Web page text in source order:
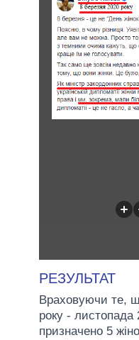
РЕЗУЛЬТАТ
Враховуючи те,
року - листопада
призначено 5